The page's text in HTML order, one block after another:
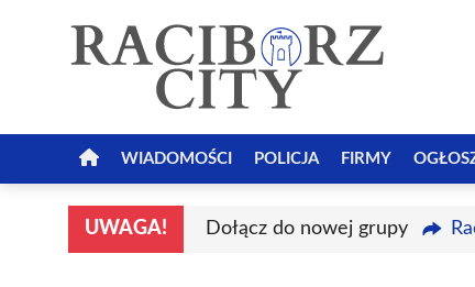
WIADOMOŚCI POLICJA FIRMY
UWAGA! Dołącz do nowej grupy